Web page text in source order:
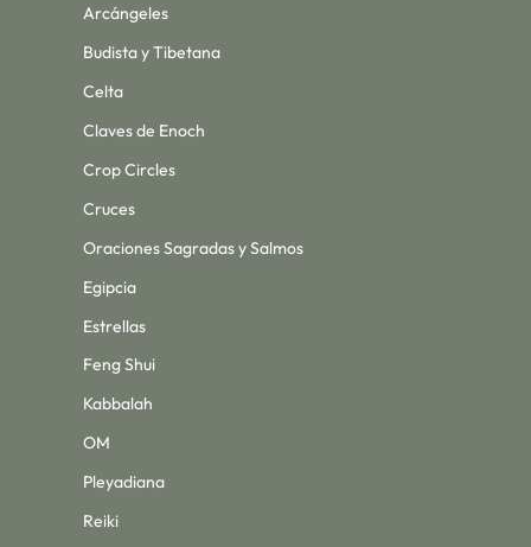
Arcángeles
Budista y Tibetana
Celta
Claves de Enoch
Crop Circles
Cruces
Oraciones Sagradas y Salmos
Egipcia
Estrellas
Feng Shui
Kabbalah
OM
Pleyadiana
Reiki